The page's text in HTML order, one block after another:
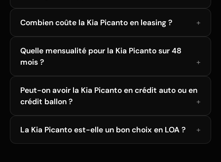
Combien coûte la Kia Picanto en leasing ?
Quelle mensualité pour la Kia Picanto sur 48
mois ?
Peut-on avoir la Kia Picanto en crédit auto ou en
crédit ballon ?
La Kia Picanto est-elle un bon choix en LOA ?